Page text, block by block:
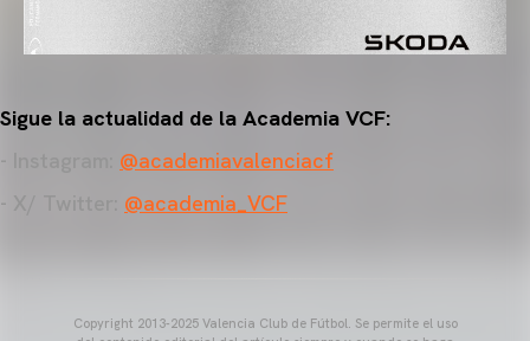
Sigue la actualidad de la Academia VCF:
- Instagram: @academiavalenciacf
- X/ Twitter: @academia_VCF
Copyright 2013-2025 Valencia Club de Fútbol. Se permite el uso